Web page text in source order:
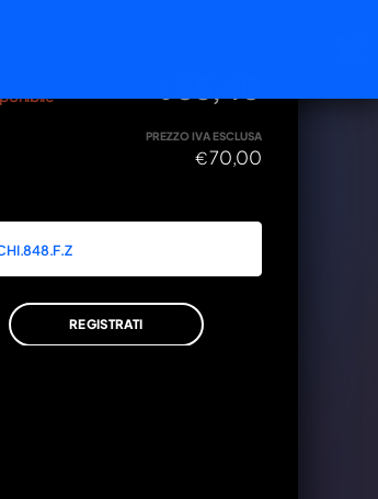
€
PREZZO IVA ESCLUSA
€70,00
REGISTRATI